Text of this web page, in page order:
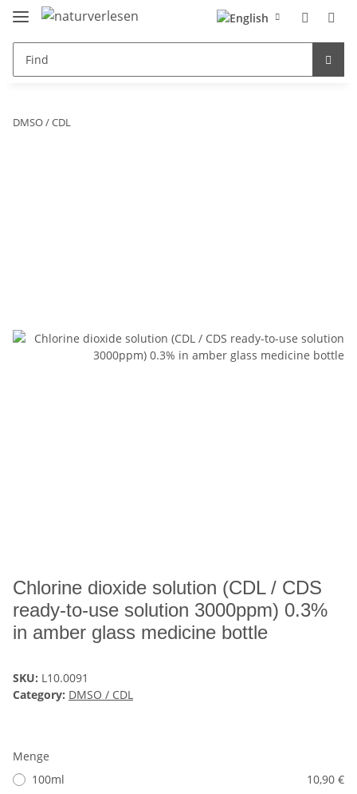
DMSO / CDL
Chlorine dioxide solution (CDL / CDS
ready-to-use solution 3000ppm) 0.3%
in amber glass medicine bottle
SKU: L10.0091
Category: DMSO / CDL
Menge
100ml
10,90 €